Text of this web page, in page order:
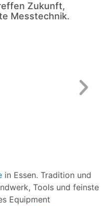
Zukunft,
Messtechnik.
in Essen. Tradition und
Tools und feinste
Equipment